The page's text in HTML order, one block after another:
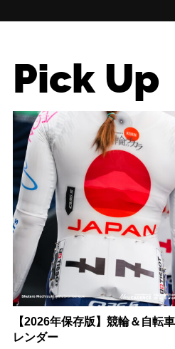
Pick Up
【2026年保存版】競輪＆自転
レンダー